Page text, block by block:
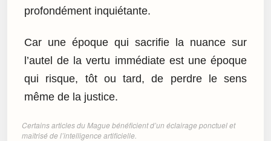
profondément inquiétante.
Car une époque qui sacrifie la nuance sur
l’autel de la vertu immédiate est une époque
qui risque, tôt ou tard, de perdre le sens
même de la justice.
Certains articles du Mague bénéficient d’un éclairage ponctuel et
maîtrisé de l’intelligence artificielle.